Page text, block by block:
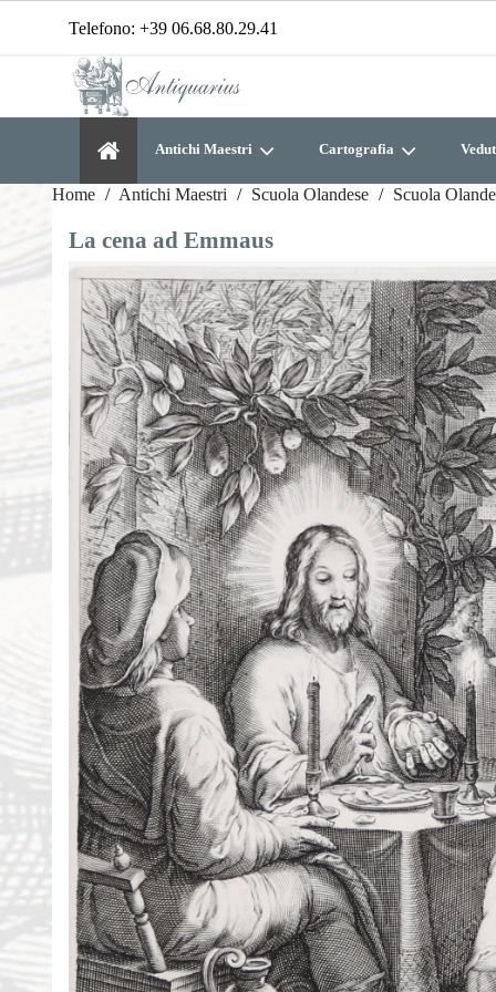
Telefono: +39 06.68.80.29.41
Antichi Maestri Cartografia
Home Antichi Maestri Scuola Olandese Scuola
La cena ad Emmaus